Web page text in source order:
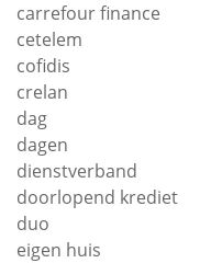
carrefour finance
cetelem
cofidis
crelan
dag
dagen
dienstverband
doorlopend krediet
duo
eigen huis